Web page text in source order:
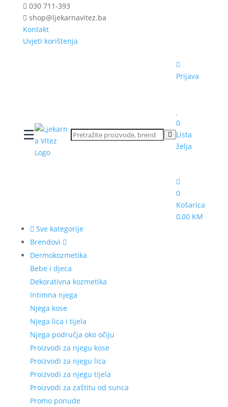
030 711-393
shop@ljekarnavitez.ba
Kontakt
Uvjeti korištenja
☰
Prijava
0
Lista
želja
0
Košarica
0,00 KM
Sve kategorije
Brendovi
Dermokozmetika
Bebe i djeca
Dekorativna kozmetika
Intimna njega
Njega kose
Njega lica i tijela
Njega područja oko očiju
Proizvodi za njegu kose
Proizvodi za njegu lica
Proizvodi za njegu tijela
Proizvodi za zaštitu od sunca
Promo ponude